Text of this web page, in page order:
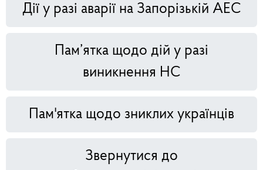
Дії у разі аварії на Запорізькій АЕС
Пам’ятка щодо дій у разі
виникнення НС
Пам'ятка щодо зниклих українців
Звернутися до